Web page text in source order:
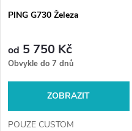
PING G730 Železa
od 5 750 Kč
Obvykle do 7 dnů
ZOBRAZIT
POUZE CUSTOM